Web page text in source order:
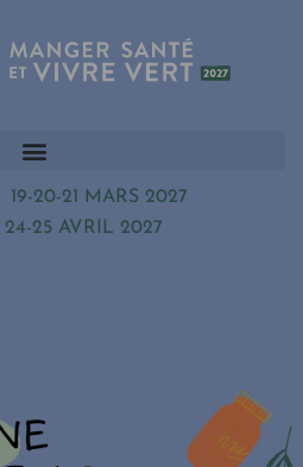
19-20-21 MARS 2027
24-25 AVRIL 2027